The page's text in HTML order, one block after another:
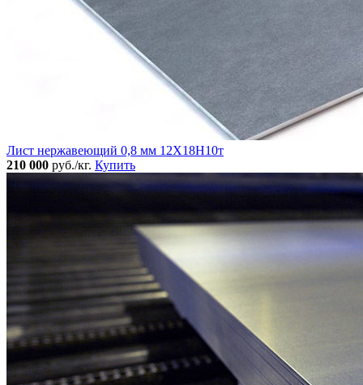
Лист нержавеющий 0,8 мм 12Х18Н10т
210 000 руб./кг. Купить